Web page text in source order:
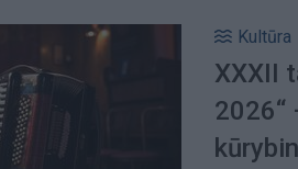
Kultūra
XXXII
2026“